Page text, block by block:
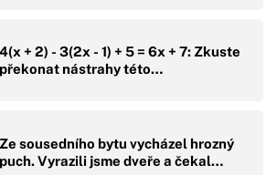
4(x + 2) - 3(2x - 1) + 5 = 6x + 7: Zkuste
překonat nástrahy této…
Ze sousedního bytu vycházel hrozný
puch. Vyrazili jsme dveře a čekal…